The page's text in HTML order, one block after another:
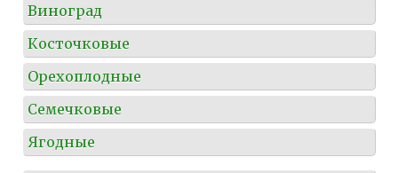
Виноград
Косточковые
Орехоплодные
Семечковые
Ягодные